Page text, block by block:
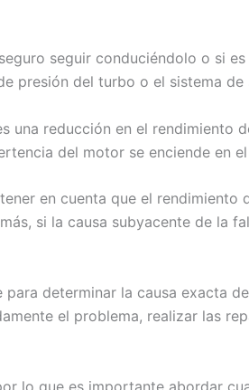
seguir conduciéndolo o si
presión del turbo o el sistema
una reducción en el rendimiento
del motor se enciende en
en cuenta que el rendimiento
si la causa subyacente de la
determinar la causa exacta
el problema, realizar las
lo que es importante abordar